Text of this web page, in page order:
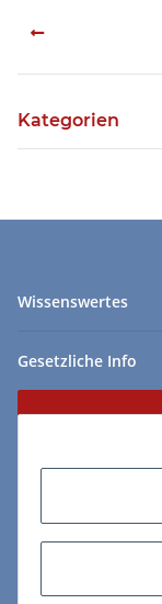
Kategorien
Wissenswertes
Gesetzliche Info